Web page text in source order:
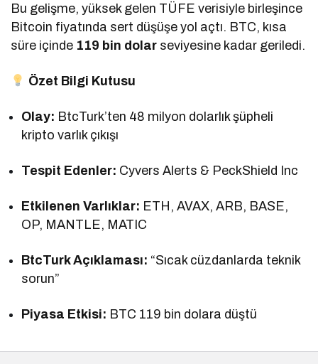
Bu gelişme, yüksek gelen TÜFE verisiyle birleşince
Bitcoin fiyatında sert düşüşe yol açtı. BTC, kısa
süre içinde 119 bin dolar seviyesine kadar geriledi.
Özet Bilgi Kutusu
Olay: BtcTurk’ten 48 milyon dolarlık şüpheli
kripto varlık çıkışı
Tespit Edenler: Cyvers Alerts & PeckShield Inc
Etkilenen Varlıklar: ETH, AVAX, ARB, BASE,
OP, MANTLE, MATIC
BtcTurk Açıklaması: “Sıcak cüzdanlarda teknik
sorun”
Piyasa Etkisi: BTC 119 bin dolara düştü